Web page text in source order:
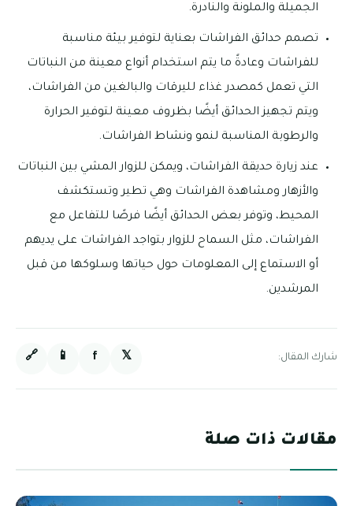
الجميلة والملونة والنادرة.
تصمم حدائق الفراشات بعناية لتوفير بيئة مناسبة
للفراشات وعادةً ما يتم استخدام أنواع معينة من النباتات
التي تعمل كمصدر غذاء لليرقات والبالغين من الفراشات،
ويتم تجهيز الحدائق أيضًا بظروف معينة لتوفير الحرارة
والرطوبة المناسبة لنمو ونشاط الفراشات.
عند زيارة حديقة الفراشات، ويمكن للزوار المشي بين النباتات
والأزهار ومشاهدة الفراشات وهي تطير وتستكشف
المحيط، وتوفر بعض الحدائق أيضًا فرصًا للتفاعل مع
الفراشات، مثل السماح للزوار بتواجد الفراشات على يديهم
أو الاستماع إلى المعلومات حول حياتها وسلوكها من قبل
المرشدين.
شارك المقال: 𝕏
f
📱
🔗
مقالات ذات صلة